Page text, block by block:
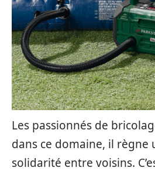
Les passionnés de
dans ce domaine, il règne
solidarité entre voisins.